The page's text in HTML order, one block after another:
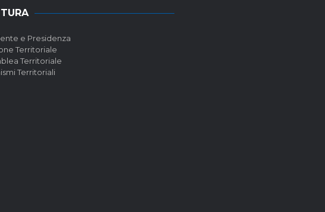
e Presidenza
Territoriale
Territoriale
Territoriali